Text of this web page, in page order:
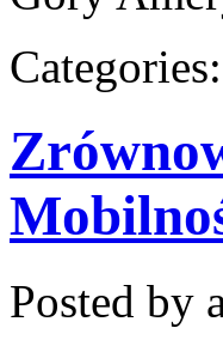
Categories:
Posted by